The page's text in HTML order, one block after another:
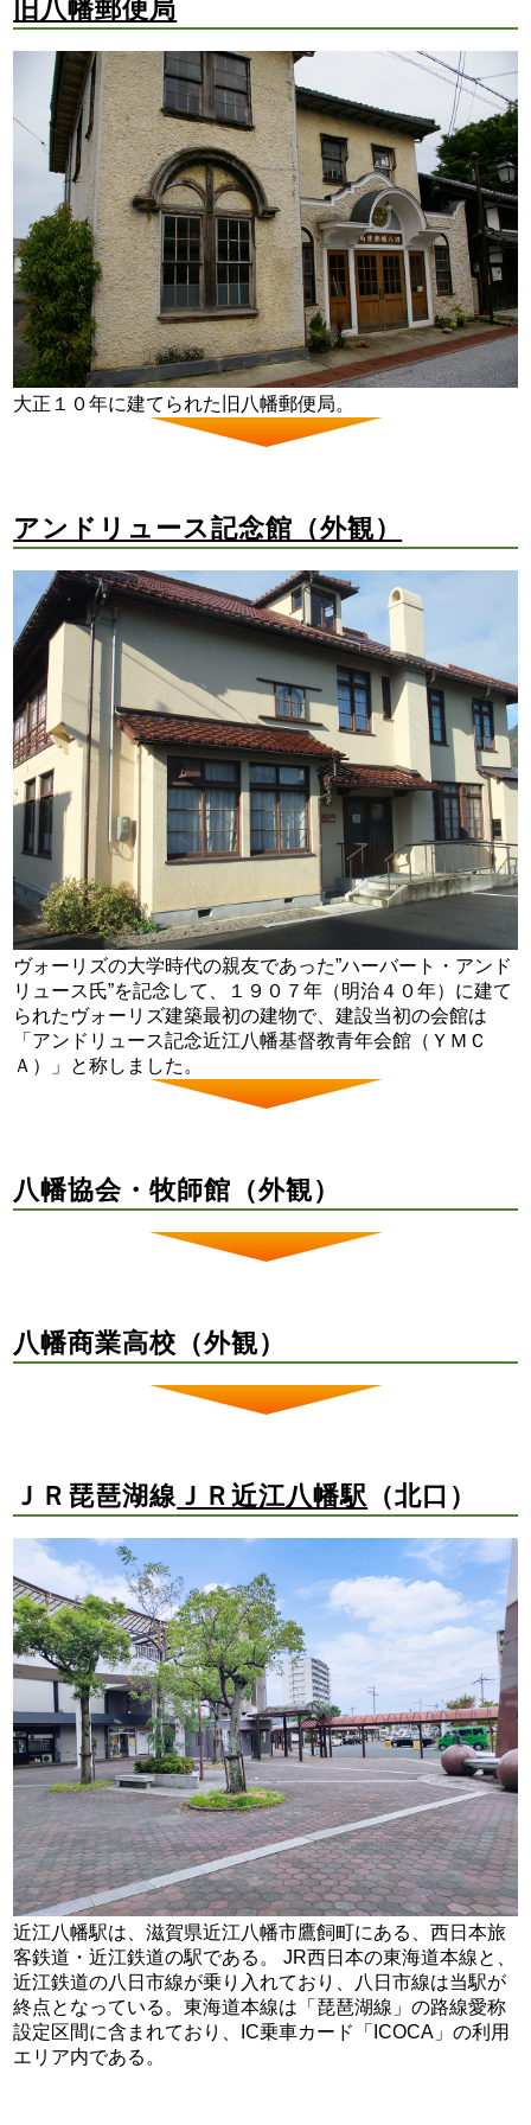
旧八幡郵便局
大正１０年に建てられた旧八幡郵便局。
アンドリュース記念館（外観）
ヴォーリズの大学時代の親友であった”ハーバート・アンド
リュース氏”を記念して、１９０７年（明治４０年）に建て
られたヴォーリズ建築最初の建物で、建設当初の会館は
「アンドリュース記念近江八幡基督教青年会館（ＹＭＣ
Ａ）」と称しました。
八幡協会・牧師館（外観）
八幡商業高校（外観）
ＪＲ琵琶湖線 ＪＲ近江八幡駅 （北口）
近江八幡駅は、滋賀県近江八幡市鷹飼町にある、西日本旅
客鉄道・近江鉄道の駅である。 JR西日本の東海道本線と、
近江鉄道の八日市線が乗り入れており、八日市線は当駅が
終点となっている。東海道本線は「琵琶湖線」の路線愛称
設定区間に含まれており、IC乗車カード「ICOCA」の利用
エリア内である。